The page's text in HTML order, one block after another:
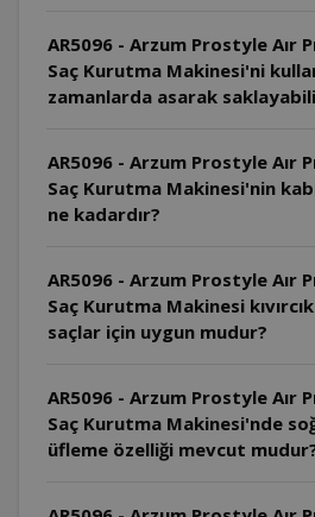
AR5096 - Arzum Prostyle Aır
Saç Kurutma Makinesi'ni
zamanlarda asarak
AR5096 - Arzum Prostyle Aır
Saç Kurutma Makinesi'nin
ne kadardır?
AR5096 - Arzum Prostyle Aır
Saç Kurutma Makinesi
saçlar için uygun mudur?
AR5096 - Arzum Prostyle Aır
Saç Kurutma Makinesi'nde
üfleme özelliği mevcut